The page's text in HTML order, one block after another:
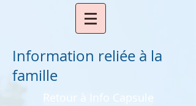
Information reliée à la
famille
Retour à Info Capsule